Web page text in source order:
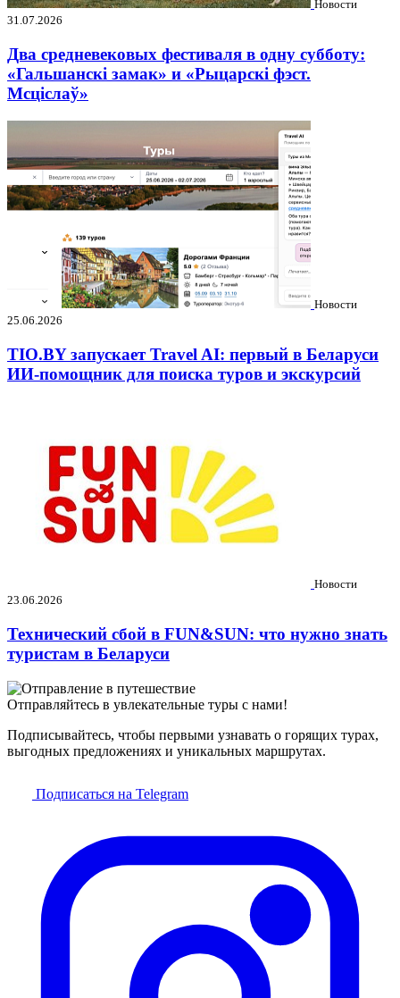
Новости
31.07.2026
Два средневековых фестиваля в одну субботу:
«Гальшанскі замак» и «Рыцарскі фэст.
Мсціслаў»
Новости
25.06.2026
TIO.BY запускает Travel AI: первый в Беларуси
ИИ-помощник для поиска туров и экскурсий
Новости
23.06.2026
Технический сбой в FUN&SUN: что нужно знать
туристам в Беларуси
Отправляйтесь в увлекательные туры с нами!
Подписывайтесь, чтобы первыми узнавать о горящих турах,
выгодных предложениях и уникальных маршрутах.
Подписаться на Telegram